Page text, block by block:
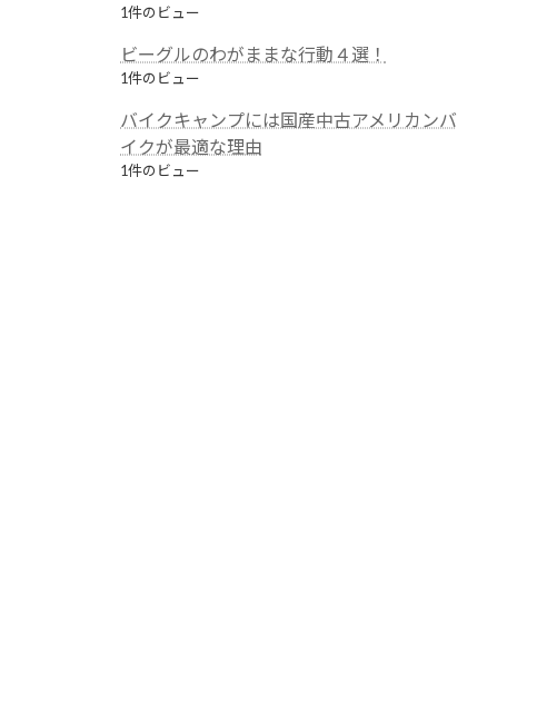
1件のビュー
ビーグルのわがままな行動４選！
1件のビュー
バイクキャンプには国産中古アメリカンバ
イクが最適な理由
1件のビュー